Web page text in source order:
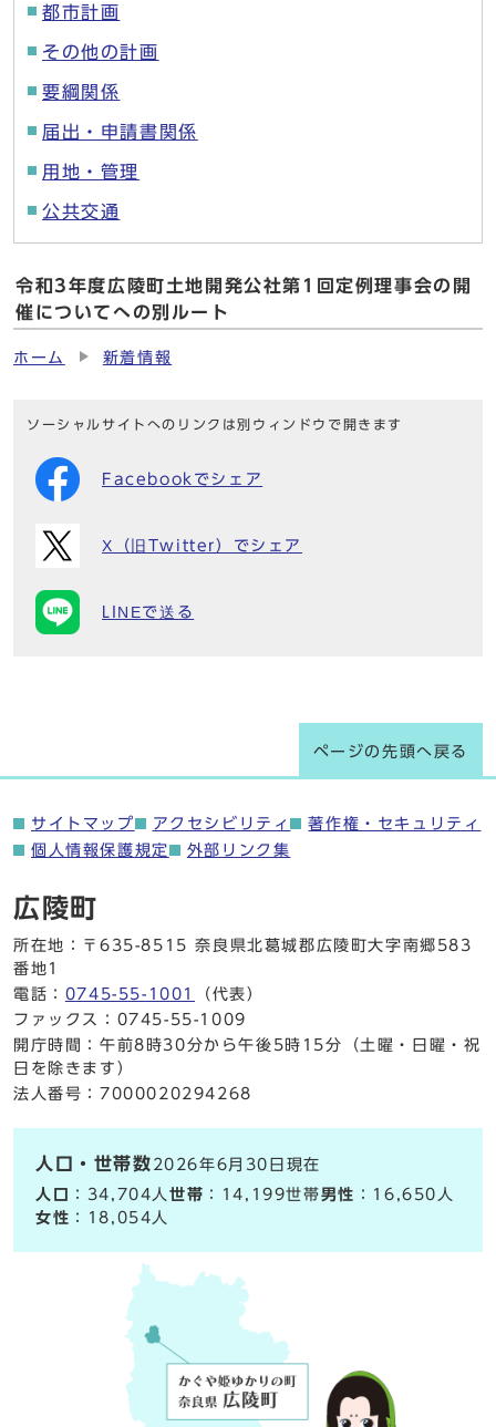
都市計画
その他の計画
要綱関係
届出・申請書関係
用地・管理
公共交通
令和3年度広陵町土地開発公社第1回定例理事会の開
催についてへの別ルート
ホーム 新着情報
ソーシャルサイトへのリンクは別ウィンドウで開きます
Facebookでシェア
X（旧Twitter）でシェア
LINEで送る
ページの先頭へ戻る
サイトマップ アクセシビリティ
著作権・セキュリティ
個人情報保護規定
外部リンク集
広陵町
所在地：〒635-8515 奈良県北葛城郡広陵町大字南郷583
番地1
電話： 0745-55-1001
（代表）
ファックス：0745-55-1009
開庁時間：午前8時30分から午後5時15分（土曜・日曜・祝
日を除きます）
法人番号：7000020294268
人口・世帯数 2026年6月30日現在
人口
：34,704人世帯 ：14,199世帯男性 ：16,650人
女性 ：18,054人